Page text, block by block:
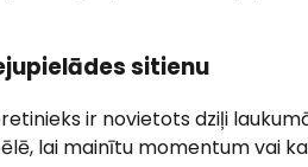
sitienu
ir novietots dziļi
lai mainītu momentum vai